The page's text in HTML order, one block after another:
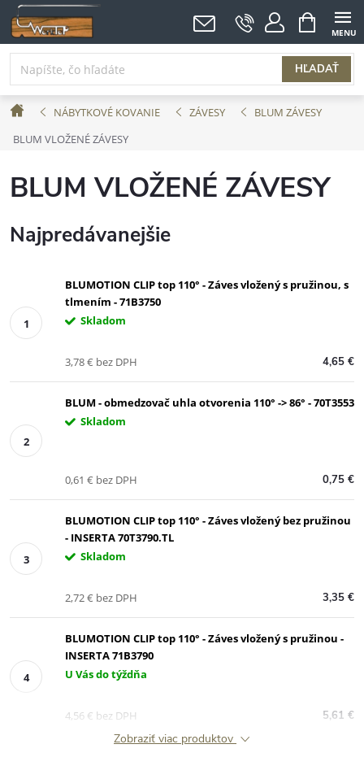
Prejsť
na
obsah
HĽADAŤ
NÁKUPNÝ
KOŠÍK
DomovNÁBYTKOVÉ KOVANIE ZÁVESY
BLUM ZÁVESY
BLUM VLOŽENÉ ZÁVESY
BLUM VLOŽENÉ ZÁVESY
Najpredávanejšie
BLUMOTION CLIP top 110° - Záves vložený s pružinou, s
tlmením - 71B3750
Skladom
4,65 €
3,78 € bez DPH
BLUM - obmedzovač uhla otvorenia 110° -> 86° - 70T3553
Skladom
0,75 €
0,61 € bez DPH
BLUMOTION CLIP top 110° - Záves vložený bez pružinou
- INSERTA 70T3790.TL
Skladom
3,35 €
2,72 € bez DPH
BLUMOTION CLIP top 110° - Záves vložený s pružinou -
INSERTA 71B3790
U Vás do týždňa
5,61 €
4,56 € bez DPH
Zobraziť viac produktov